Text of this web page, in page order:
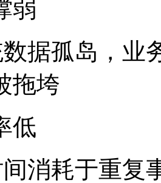
弱
据孤岛，业
拖垮
低
间消耗于重复